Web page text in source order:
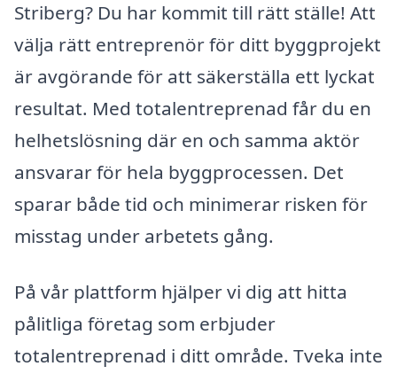
Striberg? Du har kommit till rätt ställe! Att
välja rätt entreprenör för ditt byggprojekt
är avgörande för att säkerställa ett lyckat
resultat. Med totalentreprenad får du en
helhetslösning där en och samma aktör
ansvarar för hela byggprocessen. Det
sparar både tid och minimerar risken för
misstag under arbetets gång.
På vår plattform hjälper vi dig att hitta
pålitliga företag som erbjuder
totalentreprenad i ditt område. Tveka inte